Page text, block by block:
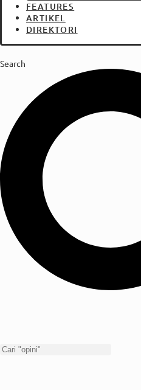
FEATURES
ARTIKEL
DIREKTORI
Search